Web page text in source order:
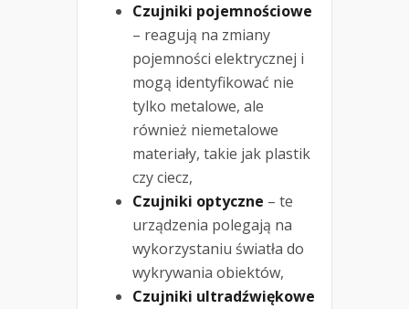
Czujniki pojemnościowe
– reagują na zmiany
pojemności elektrycznej i
mogą identyfikować nie
tylko metalowe, ale
również niemetalowe
materiały, takie jak plastik
czy ciecz,
Czujniki optyczne – te
urządzenia polegają na
wykorzystaniu światła do
wykrywania obiektów,
Czujniki ultradźwiękowe